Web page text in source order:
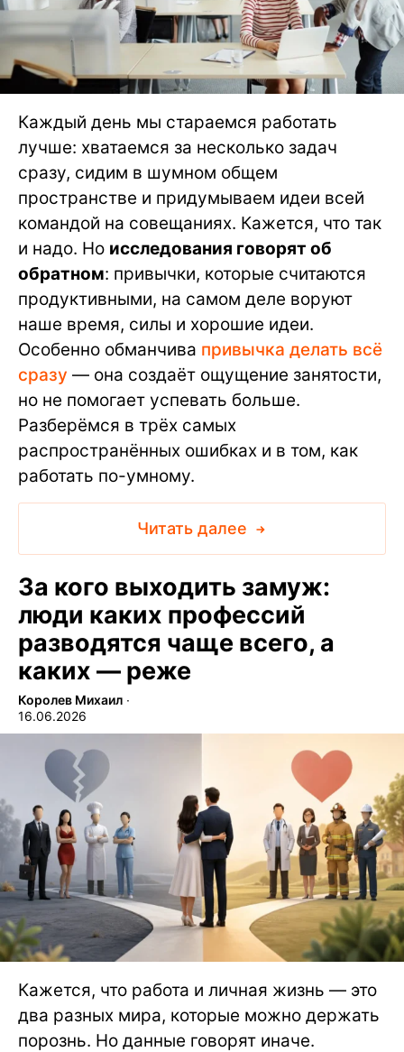
Каждый день мы стараемся работать
лучше: хватаемся за несколько задач
сразу, сидим в шумном общем
пространстве и придумываем идеи всей
командой на совещаниях. Кажется, что так
и надо. Но исследования говорят об
обратном: привычки, которые считаются
продуктивными, на самом деле воруют
наше время, силы и хорошие идеи.
Особенно обманчива привычка делать всё
сразу — она создаёт ощущение занятости,
но не помогает успевать больше.
Разберёмся в трёх самых
распространённых ошибках и в том, как
работать по-умному.
Читать далее
За кого выходить замуж:
люди каких профессий
разводятся чаще всего, а
каких — реже
Королев Михаил ∙
16.06.2026
Кажется, что работа и личная жизнь — это
два разных мира, которые можно держать
порознь. Но данные говорят иначе.